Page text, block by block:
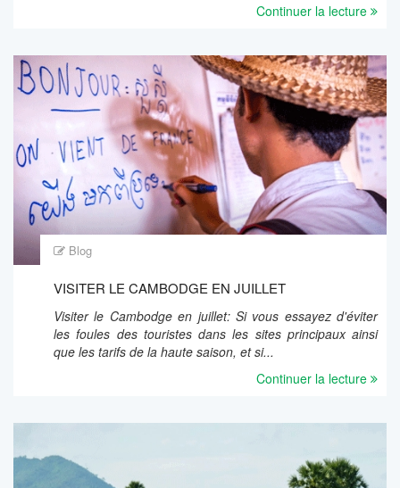
Continuer la lecture
Blog
VISITER LE CAMBODGE EN JUILLET
Visiter le Cambodge en juillet: Si vous essayez d'éviter
les foules des touristes dans les sites principaux ainsi
que les tarifs de la haute saison, et si...
Continuer la lecture